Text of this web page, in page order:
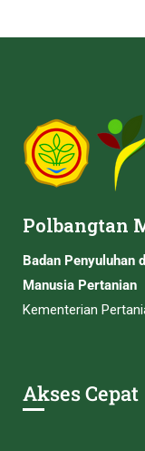
Polbangtan
Badan Penyuluhan
Manusia Pertanian
Kementerian
Akses Cepat